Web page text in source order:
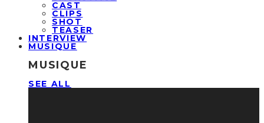
CAST
CLIPS
SHOT
TEASER
INTERVIEW
MUSIQUE
MUSIQUE
SEE ALL